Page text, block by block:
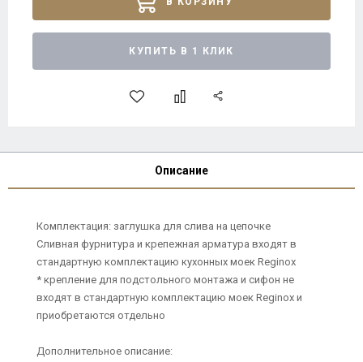
КУПИТЬ В 1 КЛИК
Описание
Комплектация: заглушка для слива на цепочке
Сливная фурнитура и крепежная арматура входят в
стандартную комплектацию кухонных моек Reginox
* крепление для подстольного монтажа и сифон не
входят в стандартную комплектацию моек Reginox и
приобретаются отдельно
Дополнительное описание: